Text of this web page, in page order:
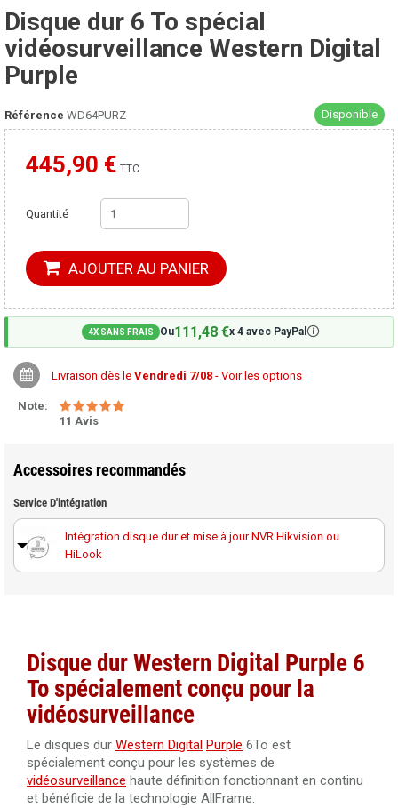
Disque dur 6 To spécial
vidéosurveillance Western Digital
Purple
Référence WD64PURZ Disponible
445,90 € TTC
Moins cher ailleurs ?
Quantité
AJOUTER AU PANIER
4X SANS FRAIS Ou111,48 €x 4 avec PayPal🛈
Livraison dès le Vendredi 7/08 - Voir les options
Note:
11 Avis
Accessoires recommandés
Service D'intégration
Intégration disque dur et mise à jour NVR Hikvision ou
HiLook
Disque dur Western Digital Purple 6
Tospécialement conçu pour la
vidéosurveillance
Le disques dur Western Digital Purple 6To est
spécialement conçu pour les systèmes de
vidéosurveillance haute définition fonctionnant en continu
et bénéficie de la technologie AllFrame.